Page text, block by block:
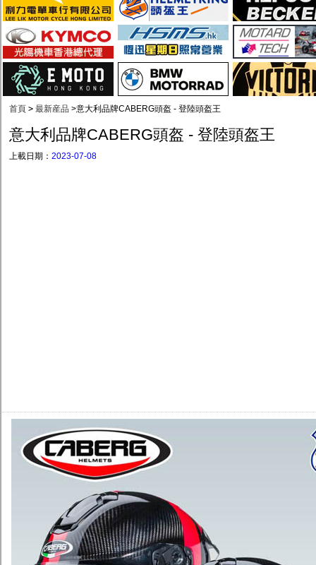
首頁 > 最新産品 >意大利品牌CABERG頭盔 - 登陸頭盔王
意大利品牌CABERG頭盔 - 登陸頭盔王
上載日期： 2023-07-08